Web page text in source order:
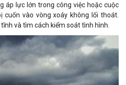
áp lực lớn trong công việc hoặc cuộc
cuốn vào vòng xoáy không lối thoát.
và tìm cách kiểm soát tình hình.